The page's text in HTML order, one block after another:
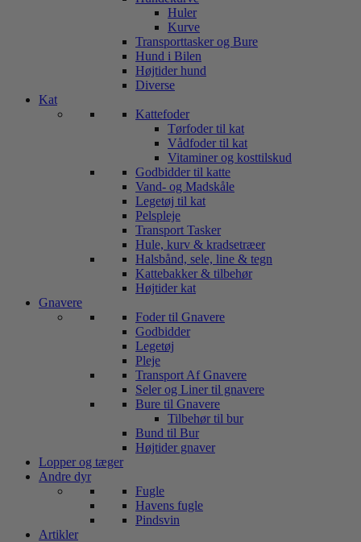
Huler
Kurve
Transporttasker og Bure
Hund i Bilen
Højtider hund
Diverse
Kat
Kattefoder
Tørfoder til kat
Vådfoder til kat
Vitaminer og kosttilskud
Godbidder til katte
Vand- og Madskåle
Legetøj til kat
Pelspleje
Transport Tasker
Hule, kurv & kradsetræer
Halsbånd, sele, line & tegn
Kattebakker & tilbehør
Højtider kat
Gnavere
Foder til Gnavere
Godbidder
Legetøj
Pleje
Transport Af Gnavere
Seler og Liner til gnavere
Bure til Gnavere
Tilbehør til bur
Bund til Bur
Højtider gnaver
Lopper og tæger
Andre dyr
Fugle
Havens fugle
Pindsvin
Artikler